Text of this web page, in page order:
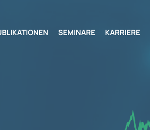
SEMINARE KARRIERE